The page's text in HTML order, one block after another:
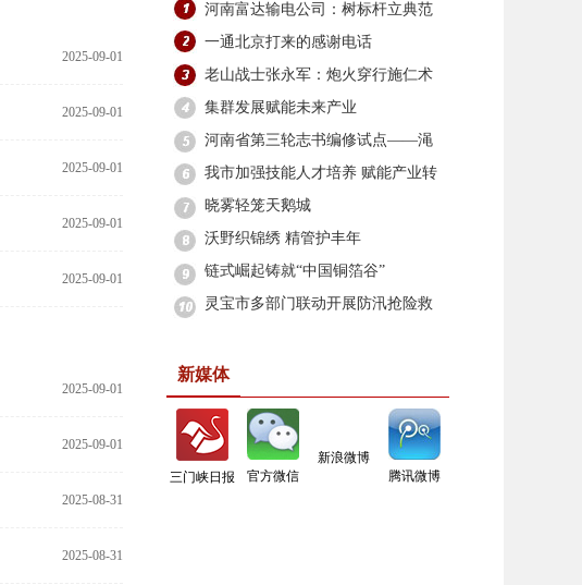
2025-09-01
2025-09-01
2025-09-01
2025-09-01
2025-09-01
2025-09-01
2025-09-01
2025-08-31
2025-08-31
河南富达输电公司：树标杆立典范
筑牢安全生产防线
一通北京打来的感谢电话
老山战士张永军：炮火穿行施仁术
边关坚守铸军魂
集群发展赋能未来产业
河南省第三轮志书编修试点——渑
池县志编修工作启动
我市加强技能人才培养 赋能产业转
型升级
晓雾轻笼天鹅城
沃野织锦绣 精管护丰年
链式崛起铸就“中国铜箔谷”
灵宝市多部门联动开展防汛抢险救
新媒体
三门峡日报 官方微信
新浪微博
腾讯微博